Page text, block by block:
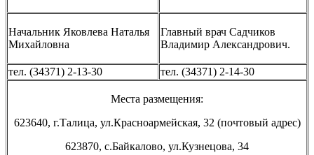
Начальник Яковлева Наталья
Михайловна
Главный врач Садчиков
Владимир Александрович.
тел. (34371) 2-13-30 тел. (34371) 2-14-30
Места размещения:
623640, г.Талица, ул.Красноармейская, 32 (почтовый адрес)
623870, с.Байкалово, ул.Кузнецова, 34